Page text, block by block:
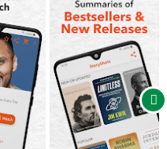
يوجد هنا في متجر بلاي
بريميوم
Premium أو برو مفتوح